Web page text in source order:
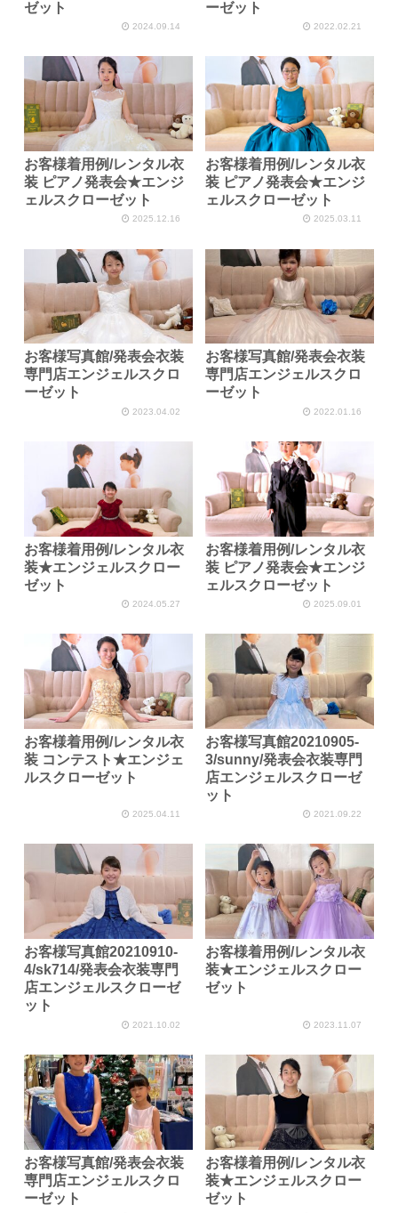
ゼット
2024.09.14
ーゼット
2022.02.21
お客様着用例/レンタル衣
装 ピアノ発表会★エンジ
ェルスクローゼット
2025.12.16
お客様着用例/レンタル衣
装 ピアノ発表会★エンジ
ェルスクローゼット
2025.03.11
お客様写真館/発表会衣装
専門店エンジェルスクロ
ーゼット
2023.04.02
お客様写真館/発表会衣装
専門店エンジェルスクロ
ーゼット
2022.01.16
お客様着用例/レンタル衣
装★エンジェルスクロー
ゼット
2024.05.27
お客様着用例/レンタル衣
装 ピアノ発表会★エンジ
ェルスクローゼット
2025.09.01
お客様着用例/レンタル衣
装 コンテスト★エンジェ
ルスクローゼット
2025.04.11
お客様写真館20210905-
3/sunny/発表会衣装専門
店エンジェルスクローゼ
ット
2021.09.22
お客様写真館20210910-
4/sk714/発表会衣装専門
店エンジェルスクローゼ
ット
2021.10.02
お客様着用例/レンタル衣
装★エンジェルスクロー
ゼット
2023.11.07
お客様写真館/発表会衣装
専門店エンジェルスクロ
ーゼット
お客様着用例/レンタル衣
装★エンジェルスクロー
ゼット